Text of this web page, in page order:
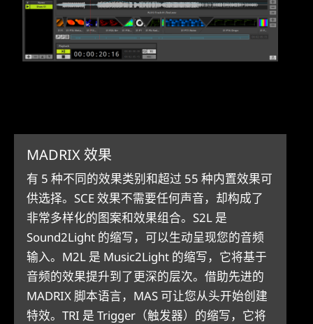
MADRIX 效果
有 5 种不同的效果类别和超过 55 种内置效果可
供选择。SCE 效果不需要任何声音，却构成了
非常多样化的图案和效果组合。S2L 是
Sound2Light 的缩写，可以生动呈现您的音频
输入。M2L 是 Music2Light 的缩写，它将基于
音频的效果提升到了更深的层次。借助先进的
MADRIX 脚本语言，MAS 可让您从头开始创建
特效。TRI 是 Trigger（触发器）的缩写，它将